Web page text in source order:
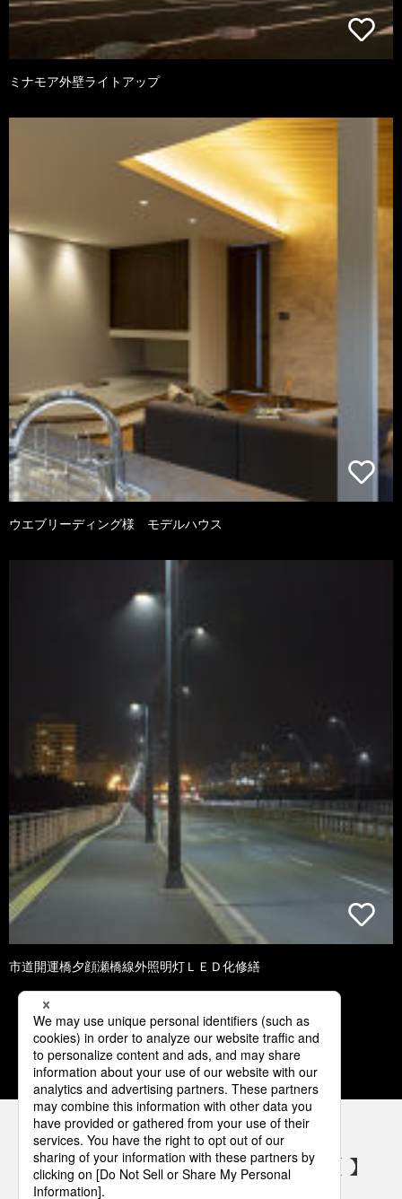
ミナモア外壁ライトアップ
ウエブリーディング様 モデルハウス
市道開運橋夕顔瀬橋線外照明灯ＬＥＤ化修繕
1 2 3 4 5
パナソニックの電気設備 SNSアカウント